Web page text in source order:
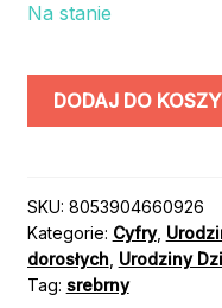
Na stanie
ilość
100cm
/
kolor:
SREBRNY
DODAJ DO
SKU: 8053904660926
Kategorie: Cyfry,
dorosłych, Urodziny
Tag: srebrny